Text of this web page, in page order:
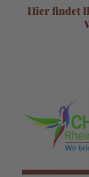
Hier findet